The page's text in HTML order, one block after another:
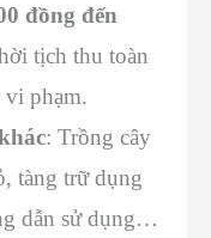
đồng đến
tịch thu toàn
vi phạm.
: Trồng cây
tàng trữ dụng
dẫn sử dụng…